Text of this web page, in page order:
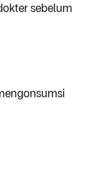
sebelum